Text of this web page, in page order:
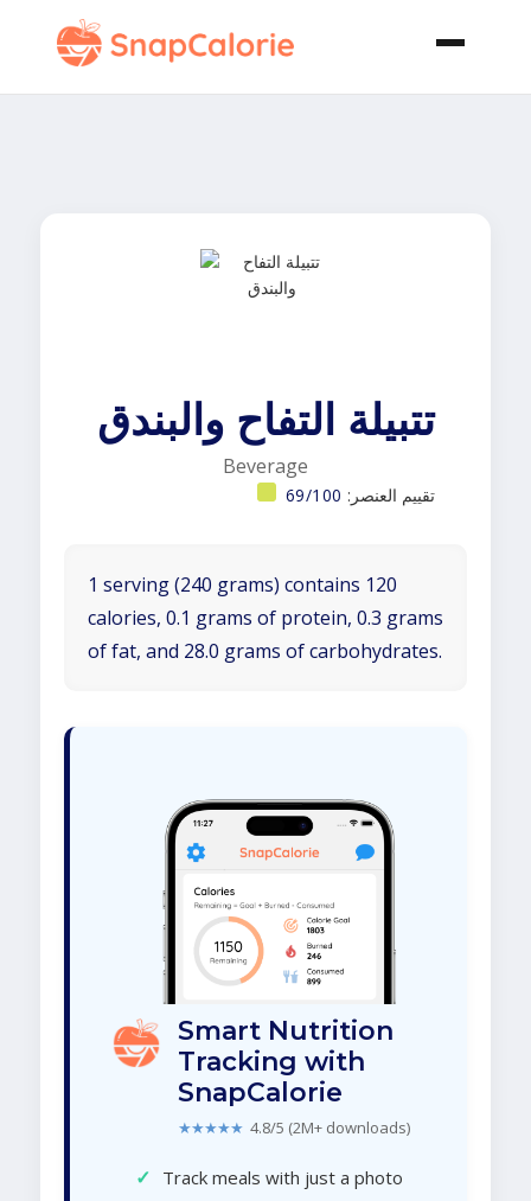
تتبيلة التفاح والبندق
Beverage
تقييم العنصر: 69/100
1 serving (240 grams) contains 120
calories, 0.1 grams of protein, 0.3 grams
of fat, and 28.0 grams of carbohydrates.
Smart Nutrition
Tracking with
SnapCalorie
★★★★★ 4.8/5 (2M+ downloads)
✓ Track meals with just a photo